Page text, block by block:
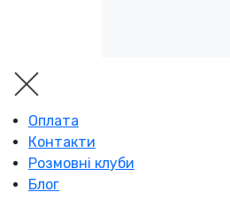
Оплата
Контакти
Розмовні клуби
Блог